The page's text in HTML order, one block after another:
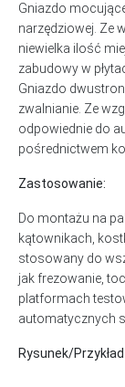
Gniazdo
narzędziowej. Ze
niewielka ilość
zabudowy w
Gniazdo
zwalnianie. Ze
odpowiednie do
pośrednictwem
Zastosowanie:
Do montażu na
kątownikach,
stosowany do
jak frezowanie,
platformach
automatycznych
Rysunek/